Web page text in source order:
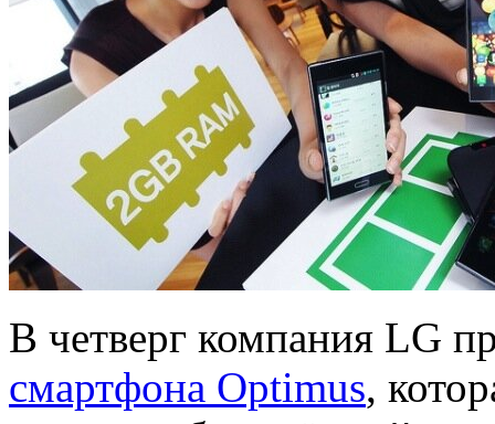
В четверг компания LG
смартфона Optimus,